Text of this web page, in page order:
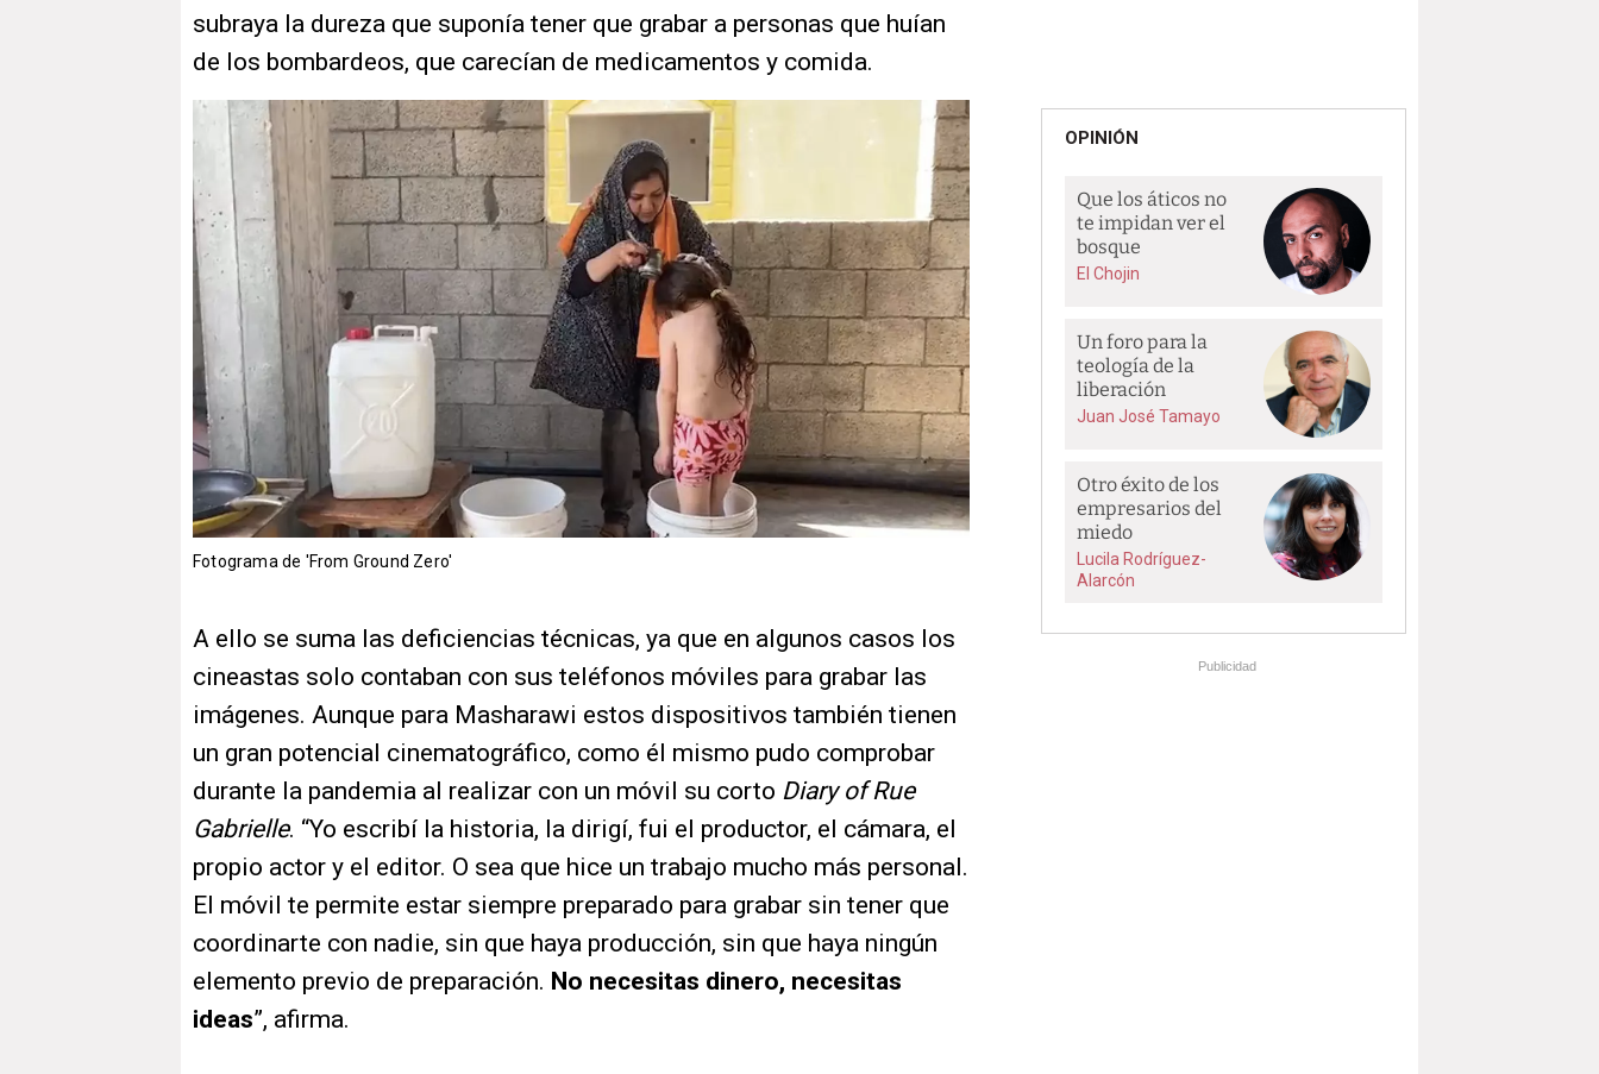
subraya la dureza que suponía tener que grabar a personas que huían
de los bombardeos, que carecían de medicamentos y comida.
Fotograma de 'From Ground Zero'
A ello se suma las deficiencias técnicas, ya que en algunos casos los
cineastas solo contaban con sus teléfonos móviles para grabar las
imágenes. Aunque para Masharawi estos dispositivos también tienen
un gran potencial cinematográfico, como él mismo pudo comprobar
durante la pandemia al realizar con un móvil su corto Diary of Rue
Gabrielle. “Yo escribí la historia, la dirigí, fui el productor, el cámara, el
propio actor y el editor. O sea que hice un trabajo mucho más personal.
El móvil te permite estar siempre preparado para grabar sin tener que
coordinarte con nadie, sin que haya producción, sin que haya ningún
elemento previo de preparación. No necesitas dinero, necesitas
ideas”, afirma.
OPINIÓN
Que los áticos no
te impidan ver el
bosque
El Chojin
Un foro para la
teología de la
liberación
Juan José Tamayo
Otro éxito de los
empresarios del
miedo
Lucila Rodríguez-
Alarcón
Publicidad